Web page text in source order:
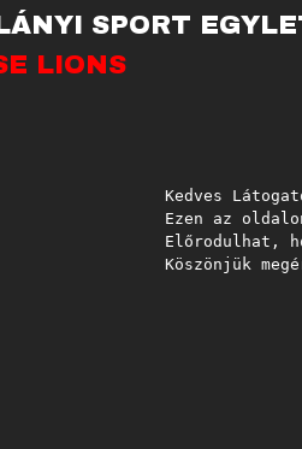
SPORT
LIONS
Kedves
Ezen az
Előrodulhat,
Köszönjük